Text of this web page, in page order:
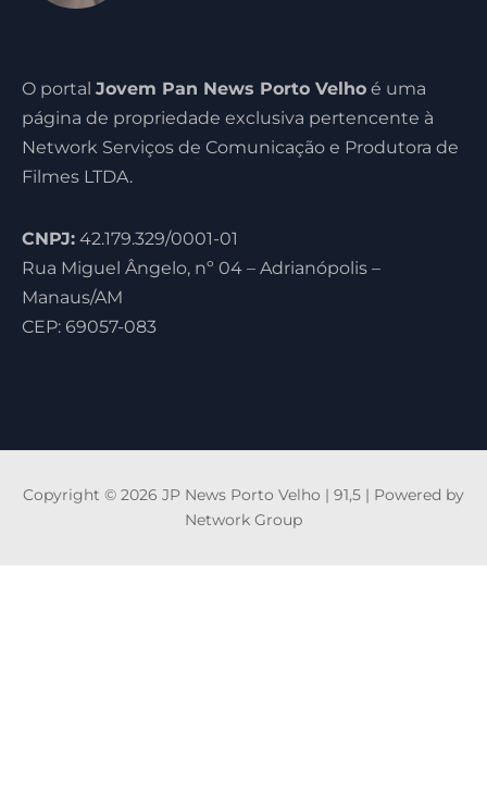
O portal Jovem Pan News Porto Velho é uma
página de propriedade exclusiva pertencente à
Network Serviços de Comunicação e Produtora de
Filmes LTDA.
CNPJ: 42.179.329/0001-01
Rua Miguel Ângelo, nº 04 – Adrianópolis –
Manaus/AM
CEP: 69057-083
Copyright © 2026 JP News Porto Velho | 91,5 | Powered by
Network Group